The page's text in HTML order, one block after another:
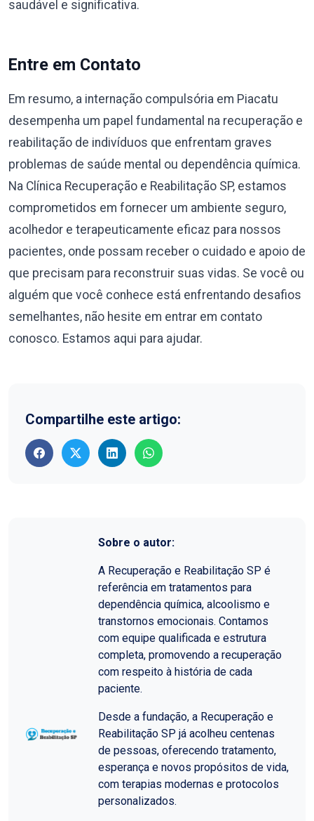
saudável e significativa.
Entre em Contato
Em resumo, a internação compulsória em Piacatu
desempenha um papel fundamental na recuperação e
reabilitação de indivíduos que enfrentam graves
problemas de saúde mental ou dependência química.
Na Clínica Recuperação e Reabilitação SP, estamos
comprometidos em fornecer um ambiente seguro,
acolhedor e terapeuticamente eficaz para nossos
pacientes, onde possam receber o cuidado e apoio de
que precisam para reconstruir suas vidas. Se você ou
alguém que você conhece está enfrentando desafios
semelhantes, não hesite em entrar em contato
conosco. Estamos aqui para ajudar.
Compartilhe este artigo:
Sobre o autor:
A Recuperação e Reabilitação SP é
referência em tratamentos para
dependência química, alcoolismo e
transtornos emocionais. Contamos
com equipe qualificada e estrutura
completa, promovendo a recuperação
com respeito à história de cada
paciente.
Desde a fundação, a Recuperação e
Reabilitação SP já acolheu centenas
de pessoas, oferecendo tratamento,
esperança e novos propósitos de vida,
com terapias modernas e protocolos
personalizados.